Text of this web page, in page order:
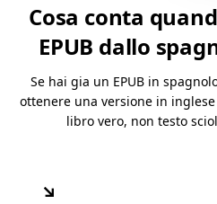
Cosa conta
EPUB dallo
Se hai gia un EPUB in
ottenere una versione in
libro vero, non testo
↘